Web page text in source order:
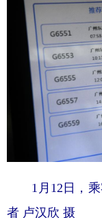
1月12日，乘
者 卢汉欣 摄